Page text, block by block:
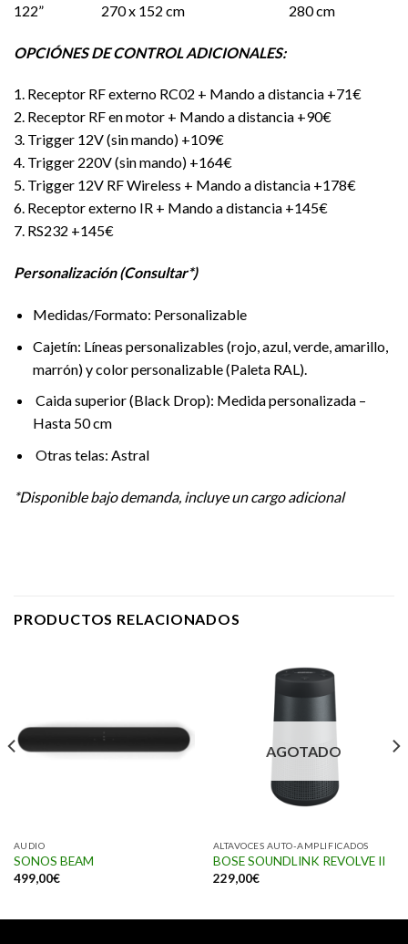
122” 270 x 152 cm 280 cm
OPCIÓNES DE CONTROL ADICIONALES:
1. Receptor RF externo RC02 + Mando a distancia +71€
2. Receptor RF en motor + Mando a distancia +90€
3. Trigger 12V (sin mando) +109€
4. Trigger 220V (sin mando) +164€
5. Trigger 12V RF Wireless + Mando a distancia +178€
6. Receptor externo IR + Mando a distancia +145€
7. RS232 +145€
Personalización (Consultar*)
Medidas/Formato: Personalizable
Cajetín: Líneas personalizables (rojo, azul, verde, amarillo,
marrón) y color personalizable (Paleta RAL).
Caida superior (Black Drop): Medida personalizada –
Hasta 50 cm
Otras telas: Astral
*Disponible bajo demanda, incluye un cargo adicional
PRODUCTOS RELACIONADOS
AUDIO
SONOS BEAM
499,00€
AGOTADO
ALTAVOCES AUTO-AMPLIFICADOS
BOSE SOUNDLINK REVOLVE II
229,00€